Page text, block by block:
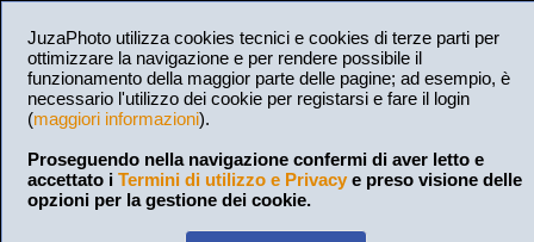
JuzaPhoto utilizza cookies tecnici e cookies di terze parti per
ottimizzare la navigazione e per rendere possibile il
funzionamento della maggior parte delle pagine; ad esempio, è
necessario l'utilizzo dei cookie per registarsi e fare il login
(maggiori informazioni).
Proseguendo nella navigazione confermi di aver letto e
accettato i Termini di utilizzo e Privacy e preso visione delle
opzioni per la gestione dei cookie.